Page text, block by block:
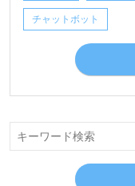
チャットボット